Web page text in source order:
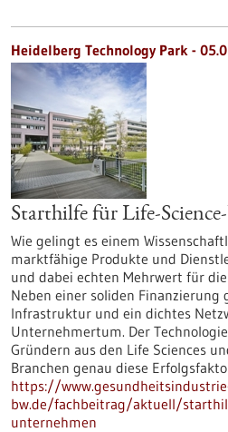
Heidelberg Technology Park -
Starthilfe für Life-
Wie gelingt es einem
marktfähige Produkte und
und dabei echten Mehrwert für
Neben einer soliden Finanzierung
Infrastruktur und ein dichtes
Unternehmertum. Der
Gründern aus den Life Sciences
Branchen genau diese
https://
bw.de/fachbeitrag/aktuell/
unternehmen